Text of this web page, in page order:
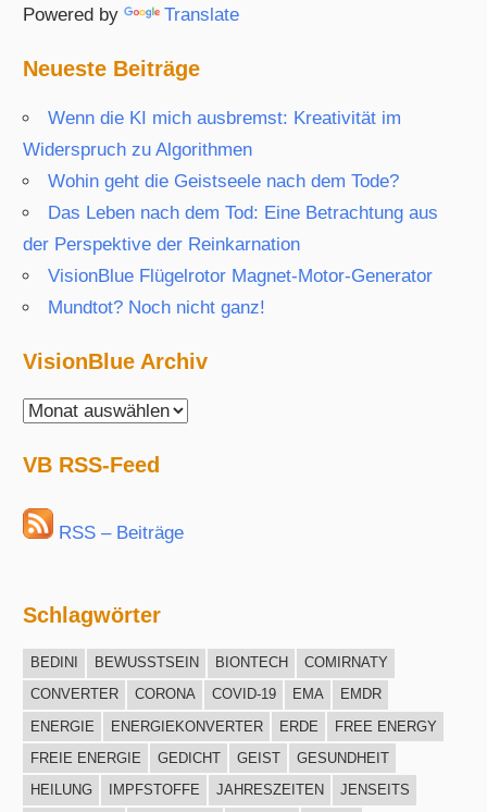
Powered by Translate
Neueste Beiträge
Wenn die KI mich ausbremst: Kreativität im
Widerspruch zu Algorithmen
Wohin geht die Geistseele nach dem Tode?
Das Leben nach dem Tod: Eine Betrachtung aus
der Perspektive der Reinkarnation
VisionBlue Flügelrotor Magnet-Motor-Generator
Mundtot? Noch nicht ganz!
VisionBlue Archiv
VisionBlue
VB RSS-Feed
RSS – Beiträge
Schlagwörter
BEDINI BEWUSSTSEIN BIONTECH
COMIRNATY
CONVERTER
CORONA COVID-19 EMA
EMDR
ENERGIE
ENERGIEKONVERTER ERDE
FREE ENERGY
FREIE ENERGIE
GEDICHT GEIST
GESUNDHEIT
HEILUNG
IMPFSTOFFE JAHRESZEITEN
JENSEITS